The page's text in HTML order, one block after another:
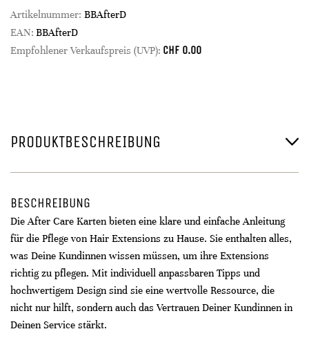
Artikelnummer: BBAfterD
EAN: BBAfterD
Empfohlener Verkaufspreis (UVP): CHF 0.00
PRODUKTBESCHREIBUNG
BESCHREIBUNG
Die After Care Karten bieten eine klare und einfache Anleitung
für die Pflege von Hair Extensions zu Hause. Sie enthalten alles,
was Deine Kundinnen wissen müssen, um ihre Extensions
richtig zu pflegen. Mit individuell anpassbaren Tipps und
hochwertigem Design sind sie eine wertvolle Ressource, die
nicht nur hilft, sondern auch das Vertrauen Deiner Kundinnen in
Deinen Service stärkt.